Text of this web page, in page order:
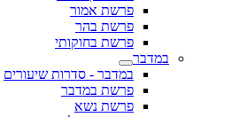
פרשת אמור
פרשת בהר
פרשת בחוקותי
במדבר
במדבר - סדרות שיעורים
פרשת במדבר
פרשת נשא